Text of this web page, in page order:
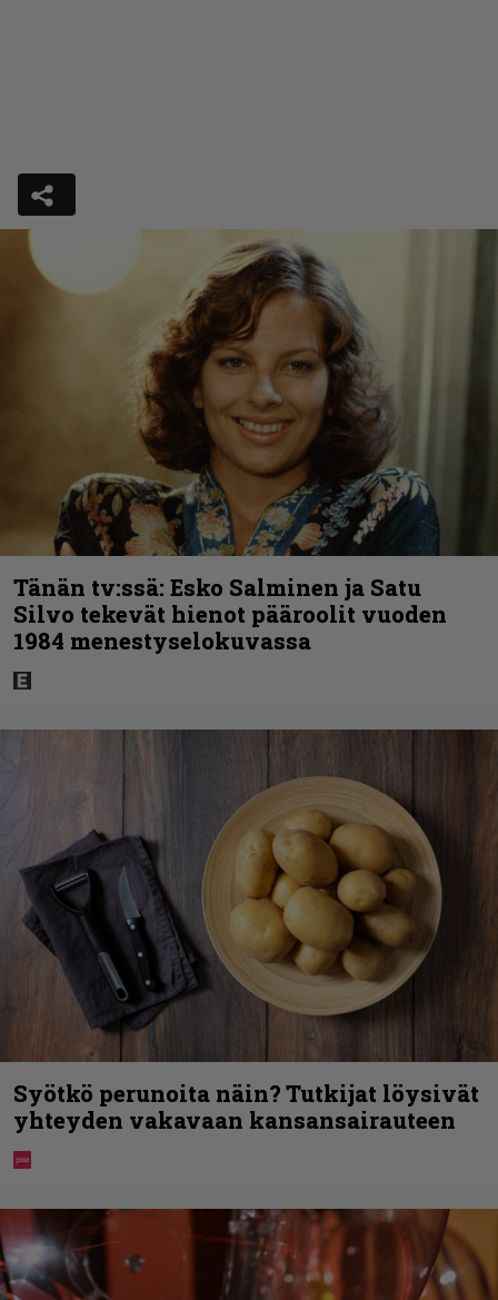
Tänän tv:ssä: Esko Salminen ja Satu
Silvo tekevät hienot pääroolit vuoden
1984 menestyselokuvassa
Syötkö perunoita näin? Tutkijat löysivät
yhteyden vakavaan kansansairauteen